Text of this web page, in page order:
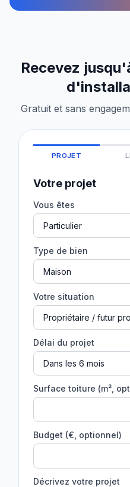
Recevez
Gratuit et sans
PROJET
Votre projet
Vous êtes
Type de bien
Votre situation
Délai du projet
Surface toiture (m²,
Budget (€, optionnel)
Décrivez votre projet